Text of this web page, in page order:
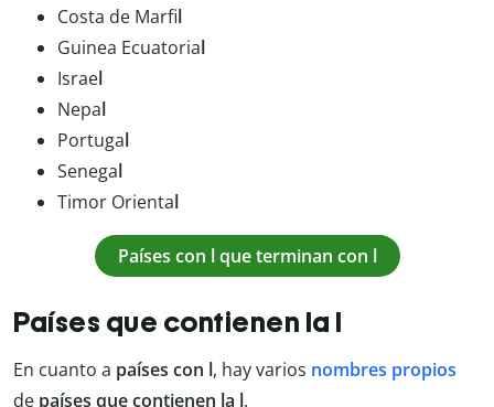
Costa de Marfil
Guinea Ecuatorial
Israel
Nepal
Portugal
Senegal
Timor Oriental
Países con l que terminan con l
Países que contienen la l
En cuanto a países con l, hay varios nombres propios
de países que contienen la l.